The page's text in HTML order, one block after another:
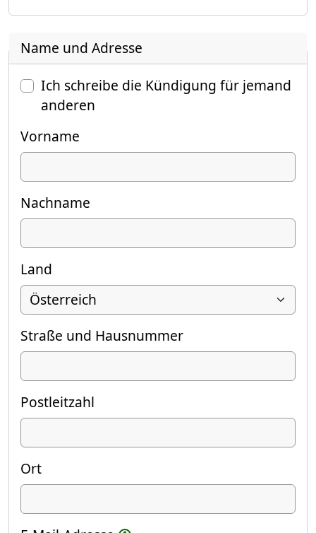
Name und Adresse
Ich schreibe die Kündigung für jemand
anderen
Vorname
Nachname
Land
Straße und Hausnummer
Postleitzahl
Ort